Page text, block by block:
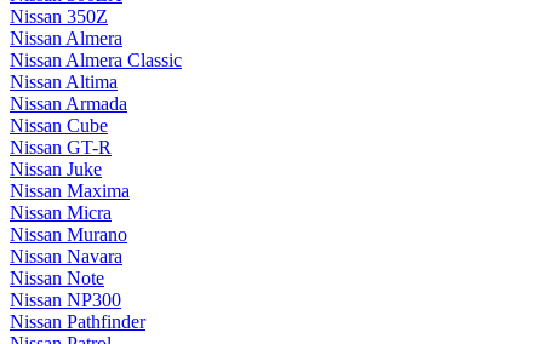
Nissan 350Z
Nissan Almera
Nissan Almera Classic
Nissan Altima
Nissan Armada
Nissan Cube
Nissan GT-R
Nissan Juke
Nissan Maxima
Nissan Micra
Nissan Murano
Nissan Navara
Nissan Note
Nissan NP300
Nissan Pathfinder